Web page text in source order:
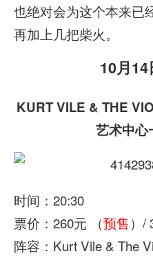
也绝对会为这个本来已
再加上几把柴火。
10月
KURT VILE & THE
艺术中心
时间：20:30
票价：260元 （预售）/
阵容：Kurt Vile & The